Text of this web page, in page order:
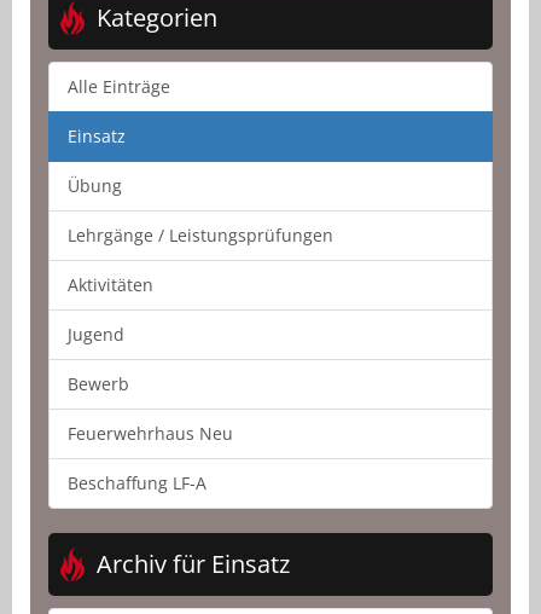
Kategorien
Alle Einträge
Einsatz
Übung
Lehrgänge / Leistungsprüfungen
Aktivitäten
Jugend
Bewerb
Feuerwehrhaus Neu
Beschaffung LF-A
Archiv für Einsatz